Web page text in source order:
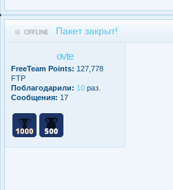
Пакет закрыт!
ovte
FreeTeam Points: 127,778
FTP
Поблагодарили: 10 раз.
Сообщения: 17